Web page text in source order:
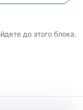
до этого блока.